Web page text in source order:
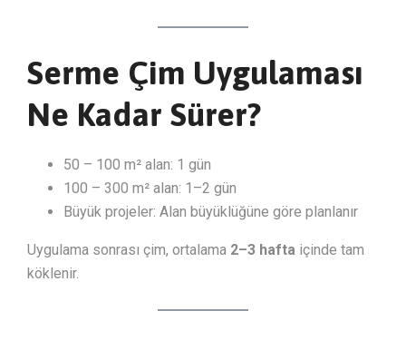
Serme Çim Uygulaması
Ne Kadar Sürer?
50 – 100 m² alan: 1 gün
100 – 300 m² alan: 1–2 gün
Büyük projeler: Alan büyüklüğüne göre planlanır
Uygulama sonrası çim, ortalama 2–3 hafta içinde tam
köklenir.